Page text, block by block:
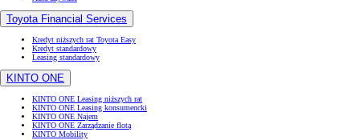
Toyota Financial Services
Kredyt niższych rat Toyota Easy
Kredyt standardowy
Leasing standardowy
KINTO ONE
KINTO ONE Leasing niższych rat
KINTO ONE Leasing konsumencki
KINTO ONE Najem
KINTO ONE Zarządzanie flotą
KINTO Mobility